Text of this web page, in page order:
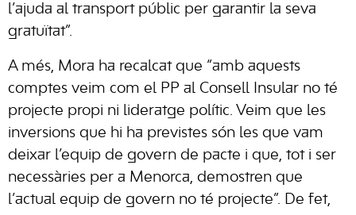
l’ajuda al transport públic per garantir la seva
gratuïtat”.
A més, Mora ha recalcat que “amb aquests
comptes veim com el PP al Consell Insular no té
projecte propi ni lideratge polític. Veim que les
inversions que hi ha previstes són les que vam
deixar l’equip de govern de pacte i que, tot i ser
necessàries per a Menorca, demostren que
l’actual equip de govern no té projecte”. De fet,